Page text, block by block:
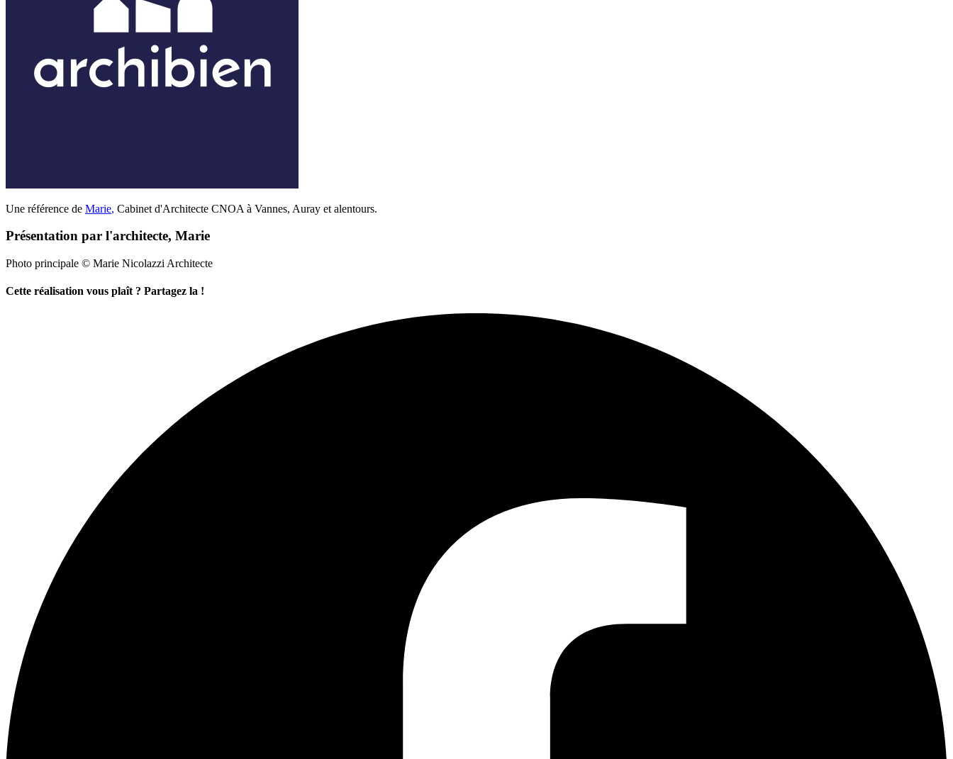
Une référence de Marie, Cabinet d'Architecte CNOA à Vannes, Auray et alentours.
Présentation par l'architecte, Marie
Photo principale © Marie Nicolazzi Architecte
Cette réalisation vous plaît ? Partagez la !